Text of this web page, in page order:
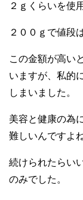
２ｇくらいを使
２００ｇで値段
この金額が高い
いますが、私的
しまいました。
美容と健康の為
難しいんですよね
続けられたらい
のみでした。